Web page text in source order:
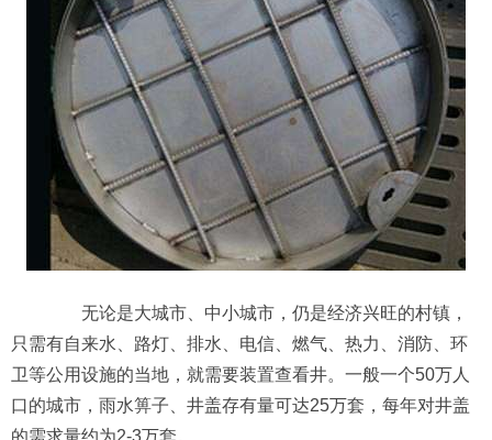
无论是大城市、中小城市，仍是经济兴旺的村镇，
只需有自来水、路灯、排水、电信、燃气、热力、消防、环
卫等公用设施的当地，就需要装置查看井。一般一个50万人
口的城市，雨水箅子、井盖存有量可达25万套，每年对井盖
的需求量约为2-3万套。